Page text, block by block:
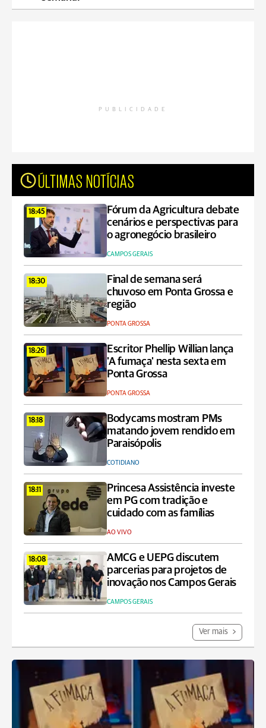
PUBLICIDADE
ÚLTIMAS NOTÍCIAS
18:45
Fórum da Agricultura debate
cenários e perspectivas para
o agronegócio brasileiro
CAMPOS GERAIS
18:30
Final de semana será
chuvoso em Ponta Grossa e
região
PONTA GROSSA
18:26
Escritor Phellip Willian lança
'A fumaça' nesta sexta em
Ponta Grossa
PONTA GROSSA
18:18
Bodycams mostram PMs
matando jovem rendido em
Paraisópolis
COTIDIANO
18:11
Princesa Assistência investe
em PG com tradição e
cuidado com as famílias
AO VIVO
18:08
AMCG e UEPG discutem
parcerias para projetos de
inovação nos Campos Gerais
CAMPOS GERAIS
Ver mais